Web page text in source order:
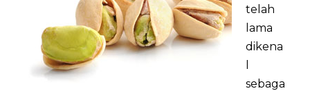
telah
lama
dikena
sebaga